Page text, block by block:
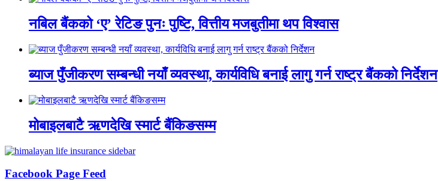
नबिल बैंकको ‘ए’ रेटिङ पुनः पुष्टि, वित्तीय मजबुतीमा थप विश्वास
ब्याज पुँजीकरण सम्बन्धी नयाँ व्यवस्था, कार्यविधि बनाई लागु गर्न राष्ट्र बैंकको निर्देशन
मोबाइलबाटै ऋणदेखि स्मार्ट बैंकिङसम्म
Facebook Page Feed